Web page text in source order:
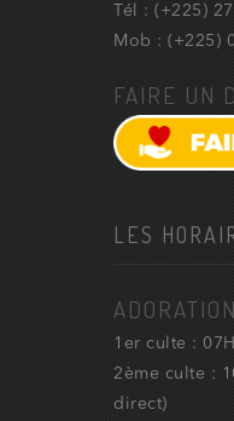
Tél : (+225)
Mob : (+225)
FAIRE UN
LES
1er culte :
2ème culte :
direct)